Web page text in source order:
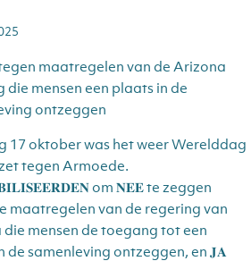
maatregelen van de Arizona
die mensen een plaats in de
ontzeggen
17 oktober was het weer Werelddag
tegen Armoede.
om 𝐍𝐄𝐄 te zeggen
maatregelen van de regering van
mensen de toegang tot een
de samenleving ontzeggen, en 𝐉𝐀